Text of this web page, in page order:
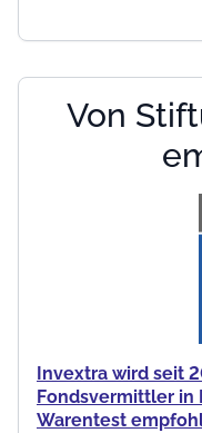
Von
Invextra wird seit
Fondsvermittler in
Warentest